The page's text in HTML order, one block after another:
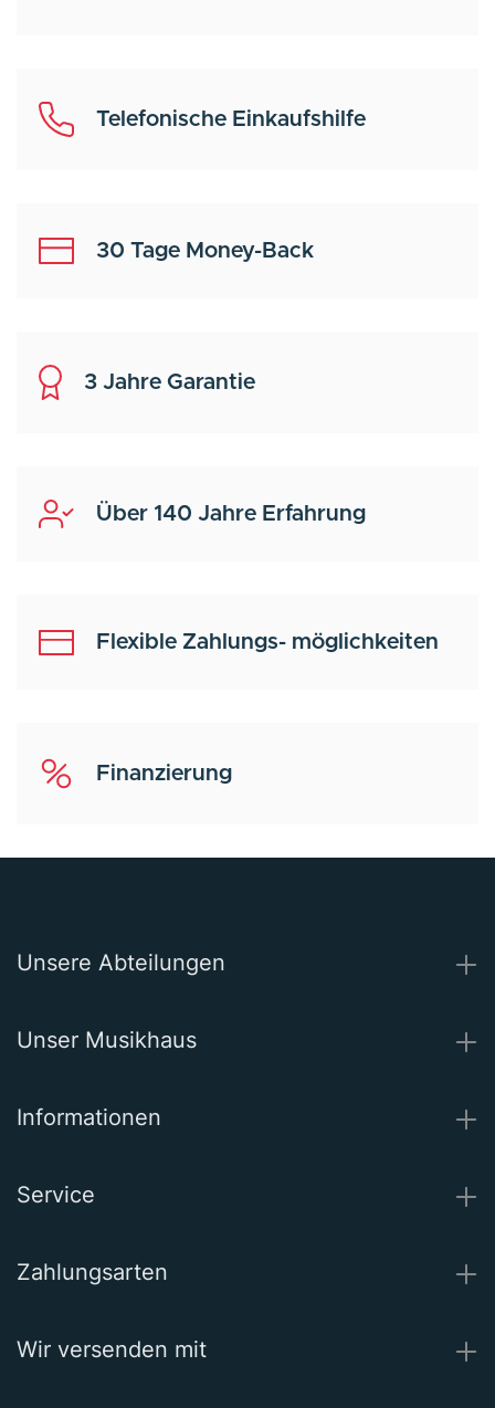
Telefonische Einkaufshilfe
30 Tage Money-Back
3 Jahre Garantie
Über 140 Jahre Erfahrung
Flexible Zahlungs- möglichkeiten
Finanzierung
Unsere Abteilungen
Unser Musikhaus
Informationen
Service
Zahlungsarten
Wir versenden mit